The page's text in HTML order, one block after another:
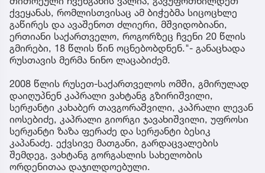
ქვეყანას, რომლისთვისაც ამ ბიჭებმა სიცოცხლე
გაწირეს და ავაშენოთ ძლიერი, მშვიდობიანი,
ერთიანი საქართველო, როგორზეც ჩვენი 20 წლის
გმირები, 18 წლის წინ ოცნებობდნენ."- განაცხადა
რუსთავის მერმა ნინო ლაცაბიძემ.
2008 წლის რუსეთ-საქართველოს ომში, გმირულად
დაიღუპნენ კაპრალი ვახტანგ გზირიშვილი,
სერჟანტი კახაბერ თავგორაშვილი, კაპრალი ლევან
იოსებიძე, კაპრალი გიორგი ჯავახიშვილი, უფროსი
სერჟანტი ზაზა ფერაძე და სერჟანტი ბესიკ
კაპანაძე. ექვსივე მათგანი, გარდაცვალების
შემდეგ, ვახტანგ გორგასლის სახელობის
ორდენითაა დაჯილდოებული.